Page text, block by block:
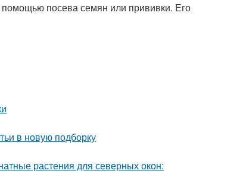
посева семян или прививки. Его
в новую подборку
растения для северных окон: